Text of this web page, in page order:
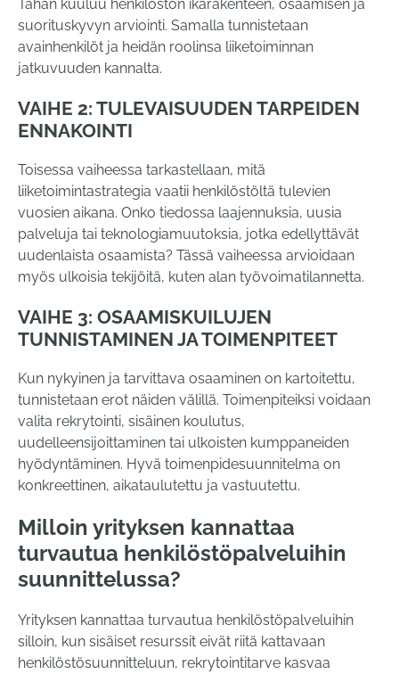
Tähän kuuluu henkilöstön ikärakenteen, osaamisen ja
suorituskyvyn arviointi. Samalla tunnistetaan
avainhenkilöt ja heidän roolinsa liiketoiminnan
jatkuvuuden kannalta.
VAIHE 2: TULEVAISUUDEN TARPEIDEN
ENNAKOINTI
Toisessa vaiheessa tarkastellaan, mitä
liiketoimintastrategia vaatii henkilöstöltä tulevien
vuosien aikana. Onko tiedossa laajennuksia, uusia
palveluja tai teknologiamuutoksia, jotka edellyttävät
uudenlaista osaamista? Tässä vaiheessa arvioidaan
myös ulkoisia tekijöitä, kuten alan työvoimatilannetta.
VAIHE 3: OSAAMISKUILUJEN
TUNNISTAMINEN JA TOIMENPITEET
Kun nykyinen ja tarvittava osaaminen on kartoitettu,
tunnistetaan erot näiden välillä. Toimenpiteiksi voidaan
valita rekrytointi, sisäinen koulutus,
uudelleensijoittaminen tai ulkoisten kumppaneiden
hyödyntäminen. Hyvä toimenpidesuunnitelma on
konkreettinen, aikataulutettu ja vastuutettu.
Milloin yrityksen kannattaa
turvautua henkilöstöpalveluihin
suunnittelussa?
Yrityksen kannattaa turvautua henkilöstöpalveluihin
silloin, kun sisäiset resurssit eivät riitä kattavaan
henkilöstösuunnitteluun, rekrytointitarve kasvaa